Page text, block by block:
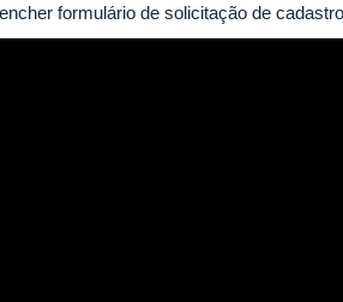
formulário de solicitação de